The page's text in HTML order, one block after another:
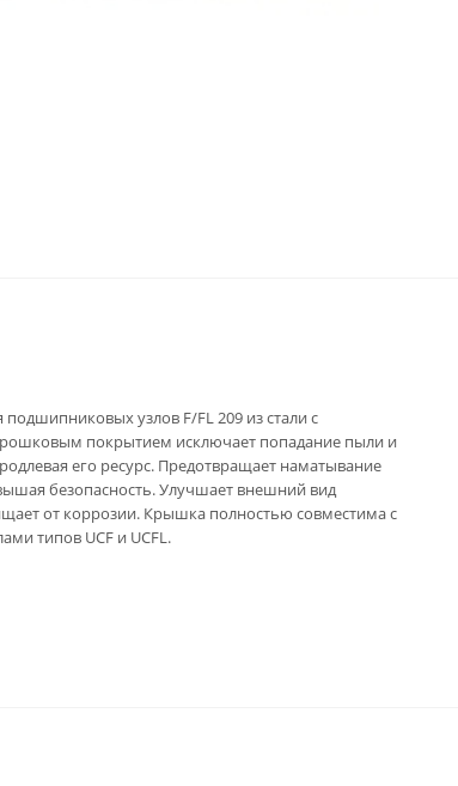
узлов F/FL 209 из стали с
покрытием исключает попадание пыли и
его ресурс. Предотвращает наматывание
безопасность. Улучшает внешний вид
от коррозии. Крышка полностью совместима с
типов UCF и UCFL.